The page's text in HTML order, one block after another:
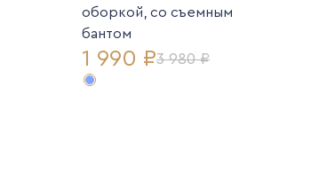
оборкой, со съемным
бантом
1 990 ₽3 980 ₽